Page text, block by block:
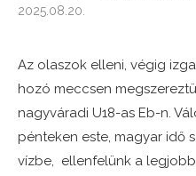
2025.08.20.
Az olaszok elleni, végig
hozó meccsen
nagyváradi U18-as Eb-n.
pénteken este, magyar idő
vízbe, ellenfelünk a